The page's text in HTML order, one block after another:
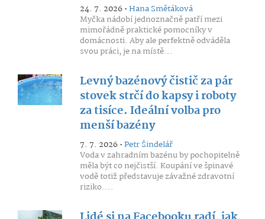
24. 7. 2026 •Hana Smětáková
Myčka nádobí jednoznačně patří mezi
mimořádně praktické pomocníky v
domácnosti. Aby ale perfektně odváděla
svou práci, je na místě...
Levný bazénový čistič za pár
stovek strčí do kapsy i roboty
za tisíce. Ideální volba pro
menší bazény
7. 7. 2026 •Petr Šindelář
Voda v zahradním bazénu by pochopitelně
měla být co nejčistší. Koupání ve špinavé
vodě totiž představuje závažné zdravotní
riziko....